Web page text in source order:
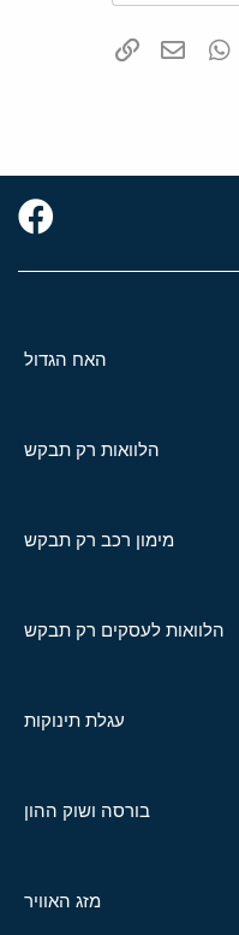
Tumblr
WhatsAppדואר אלקטרוני
האח הגדול
הלוואות רק תבקש
מימון רכב רק תבקש
הלוואות לעסקים רק תבקש
עגלת תינוקות
בורסה ושוק ההון
מזג האוויר